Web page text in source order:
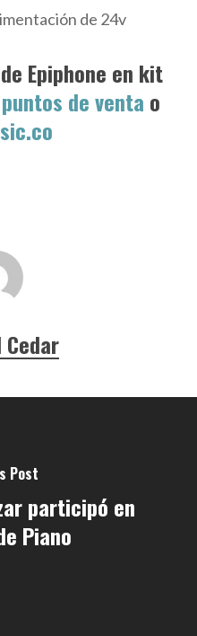
de 24v
Epiphone en kit
puntos de venta o
Post
participó en
Piano